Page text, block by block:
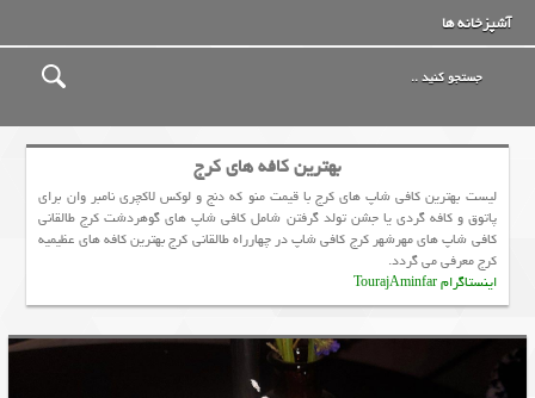
آشپزخانه ها
بهترین کافه های کرج
لیست بهترین کافی شاپ های کرج با قیمت منو که دنج و لوکس لاکچری نامبر وان برای
پاتوق و کافه گردی یا جشن تولد گرفتن شامل کافی شاپ های گوهردشت کرج طالقانی
کافی شاپ های مهرشهر کرج کافی شاپ در چهارراه طالقانی کرج بهترین کافه های عظیمیه
کرج معرفی می گردد.
اینستاگرام TourajAminfar